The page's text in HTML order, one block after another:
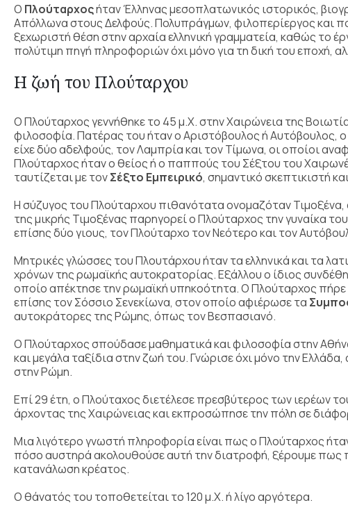
Ο Πλούταρχοςήταν Έλληνας μεσοπλατωνικός ιστορικός,
Απόλλωνα στους Δελφούς. Πολυπράγμων, φιλοπερίεργος και
ξεχωριστή θέση στην αρχαία ελληνική γραμματεία, καθώς το
πολύτιμη πηγή πληροφοριών όχι μόνο για τη δική του εποχή,
Η ζωή του Πλούταρχου
Ο Πλούταρχος γεννήθηκε το 45 μ.Χ. στην Χαιρώνεια της
φιλοσοφία. Πατέρας του ήταν ο Αριστόβουλος ή Αυτόβουλος,
είχε δύο αδελφούς, τον Λαμπρία και τον Τίμωνα, οι οποίοι
Πλούταρχος ήταν ο θείος ή ο παππούς του Σέξτου του
ταυτίζεται με τονΣέξτο Εμπειρικό, σημαντικό σκεπτικιστή
Η σύζυγος του Πλούταρχου πιθανότατα ονομαζόταν Τιμοξένα,
της μικρής Τιμοξένας παρηγορεί ο Πλούταρχος την γυναίκα
επίσης δύο γιους, τον Πλούταρχο τον Νεότερο και τον
Μητρικές γλώσσες του Πλουτάρχου ήταν τα ελληνικά και τα
χρόνων της ρωμαϊκής αυτοκρατορίας. Εξάλλου ο ίδιος
οποίο απέκτησε την ρωμαϊκή υπηκοότητα. Ο Πλούταρχος
επίσης τον Σόσσιο Σενεκίωνα, στον οποίο αφιέρωσε τα
αυτοκράτορες της Ρώμης, όπως τον Βεσπασιανό.
Ο Πλούταρχος σπούδασε μαθηματικά και φιλοσοφία στην
και μεγάλα ταξίδια στην ζωή του. Γνώρισε όχι μόνο την
στην Ρώμη.
Επί 29 έτη, ο Πλούταχος διετέλεσε πρεσβύτερος των ιερέων
άρχοντας της Χαιρώνειας και εκπροσώπησε την πόλη σε
Μια λιγότερο γνωστή πληροφορία είναι πως ο Πλούταρχος
πόσο αυστηρά ακολουθούσε αυτή την διατροφή, ξέρουμε πως
κατανάλωση κρέατος.
Ο θάνατός του τοποθετείται το 120 μ.Χ. ή λίγο αργότερα.